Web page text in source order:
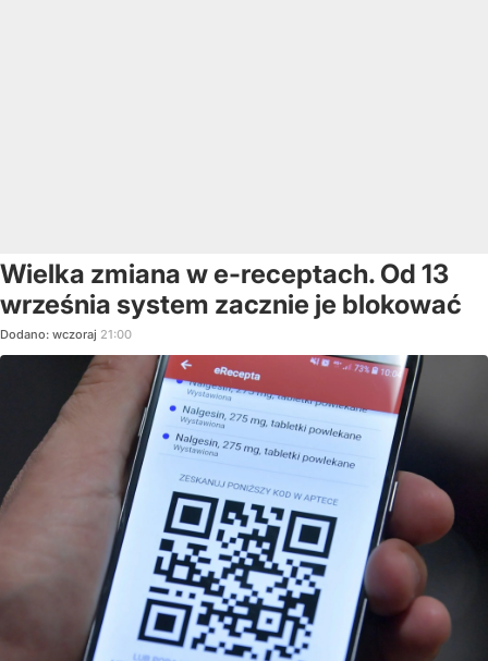
Wielka zmiana w e-receptach. Od 13
września system zacznie je blokować
Dodano: wczoraj 21:00